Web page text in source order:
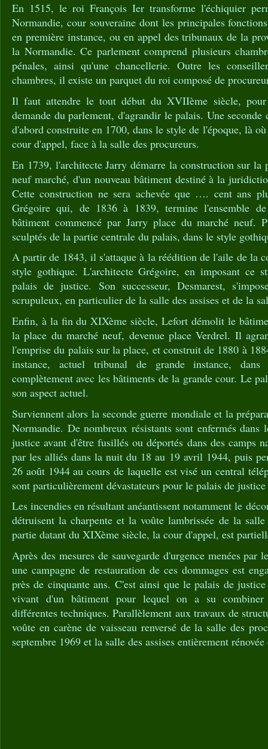
En 1515, le roi François Ier transforme l'échiquier
Normandie, cour souveraine dont les principales
en première instance, ou en appel des tribunaux de la
la Normandie. Ce parlement comprend plusieurs
pénales, ainsi qu'une chancellerie. Outre les
chambres, il existe un parquet du roi composé de
Il faut attendre le tout début du XVIIème siècle,
demande du parlement, d'agrandir le palais. Une seconde
d'abord construite en 1700, dans le style de l'époque, là
cour d'appel, face à la salle des procureurs.
En 1739, l'architecte Jarry démarre la construction sur la
neuf marché, d'un nouveau bâtiment destiné à la
Cette construction ne sera achevée que …. cent ans
Grégoire qui, de 1836 à 1839, termine l'ensemble
bâtiment commencé par Jarry place du marché neuf.
sculptés de la partie centrale du palais, dans le style
A partir de 1843, il s'attaque à la réédition de l'aile de la
style gothique. L'architecte Grégoire, en imposant ce
palais de justice. Son successeur, Desmarest,
scrupuleux, en particulier de la salle des assises et de la
Enfin, à la fin du XIXème siècle, Lefort démolit le
la place du marché neuf, devenue place Verdrel. Il
l'emprise du palais sur la place, et construit de 1880 à
instance, actuel tribunal de grande instance, dans
complètement avec les bâtiments de la grande cour. Le
son aspect actuel.
Surviennent alors la seconde guerre mondiale et la
Normandie. De nombreux résistants sont enfermés dans
justice avant d'être fusillés ou déportés dans des camps
par les alliés dans la nuit du 18 au 19 avril 1944, puis
26 août 1944 au cours de laquelle est visé un central
sont particulièrement dévastateurs pour le palais de
Les incendies en résultant anéantissent notamment le
détruisent la charpente et la voûte lambrissée de la
partie datant du XIXème siècle, la cour d'appel, est
Après des mesures de sauvegarde d'urgence menées par
une campagne de restauration de ces dommages est
près de cinquante ans. C'est ainsi que le palais de
vivant d'un bâtiment pour lequel on a su combiner
différentes techniques. Parallèlement aux travaux de
voûte en carène de vaisseau renversé de la salle des
septembre 1969 et la salle des assises entièrement